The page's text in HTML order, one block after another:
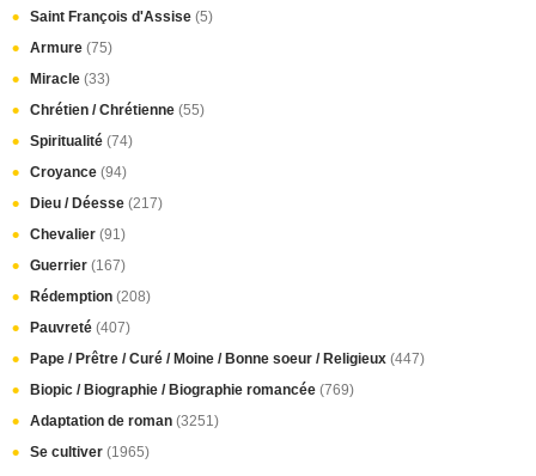
Saint François d'Assise (5)
Armure (75)
Miracle (33)
Chrétien / Chrétienne (55)
Spiritualité (74)
Croyance (94)
Dieu / Déesse (217)
Chevalier (91)
Guerrier (167)
Rédemption (208)
Pauvreté (407)
Pape / Prêtre / Curé / Moine / Bonne soeur / Religieux (447)
Biopic / Biographie / Biographie romancée (769)
Adaptation de roman (3251)
Se cultiver (1965)